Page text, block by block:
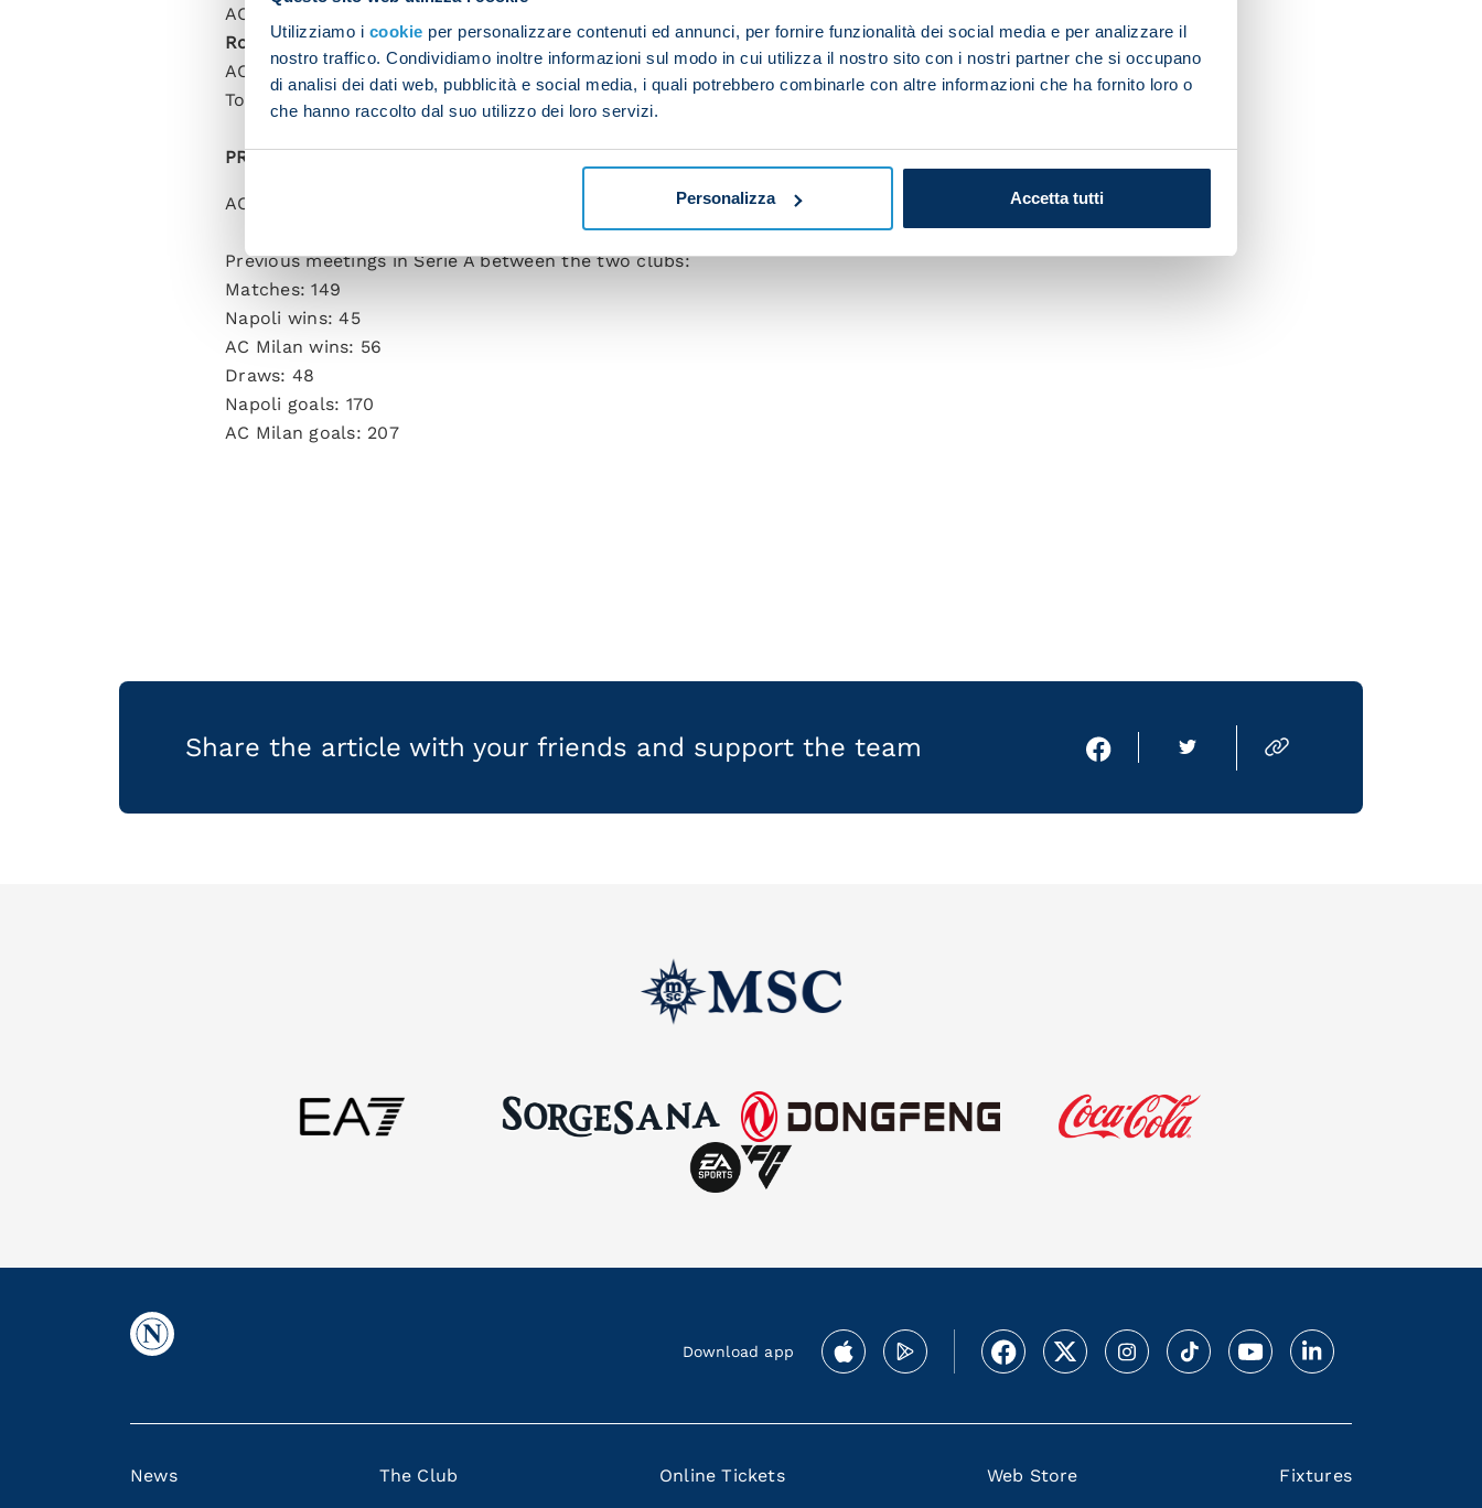
Utilizziamo i cookie per personalizzare contenuti ed annunci, per fornire funzionalità dei social media e per analizzare il
nostro traffico. Condividiamo inoltre informazioni sul modo in cui utilizza il nostro sito con i nostri partner che si occupano
di analisi dei dati web, pubblicità e social media, i quali potrebbero combinarle con altre informazioni che ha fornito loro o
che hanno raccolto dal suo utilizzo dei loro servizi.
Personalizza Accetta tutti
AC Milan 4-0 Salzburg
Round of 16
AC Milan 1-0 Tottenham
Tottenham 0-0 AC Milan
PREVIOUS ENCOUNTERS
AC Milan and Napoli have never met in European competition before.
Previous meetings in Serie A between the two clubs:
Matches: 149
Napoli wins: 45
AC Milan wins: 56
Draws: 48
Napoli goals: 170
AC Milan goals: 207
Share the article with your friends and support the team
Download app
News The Club Online Tickets Web Store Fixtures